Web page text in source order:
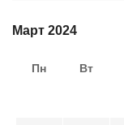
Март 2024
Пн Вт